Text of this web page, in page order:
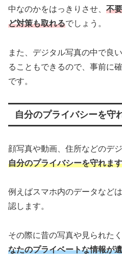
中なのかをはっきりさせ、 不
ど対策も取れるでしょう。
また、デジタル写真の中で良
ることもできるので、事前に
です。
自分のプライバシーを守
顔写真や動画、住所などのデ
自分のプライバシーを守れます
例えばスマホ内のデータなど
認します。
その際に昔の写真や見られた
なたのプライベートな情報が